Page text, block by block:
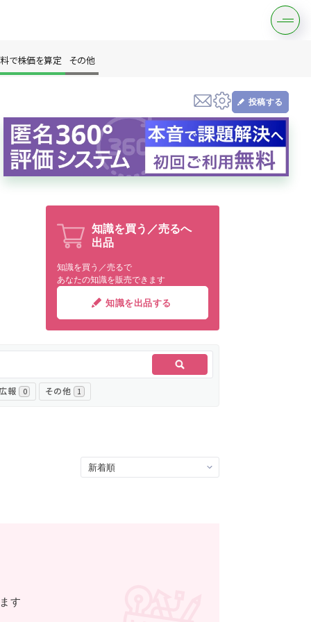
で株価を算定 その他
投稿する
知識を買う／売るへ
出品
知識を買う／売るで
あなたの知識を販売できます
知識を出品する
報 0 その他 1
す